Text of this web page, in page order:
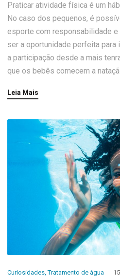
Praticar atividade física é um
No caso dos pequenos, é
esporte com responsabilidade e
ser a oportunidade perfeita para
a participação desde a mais
que os bebês comecem a
Leia Mais
Curiosidades,Tratamento de água